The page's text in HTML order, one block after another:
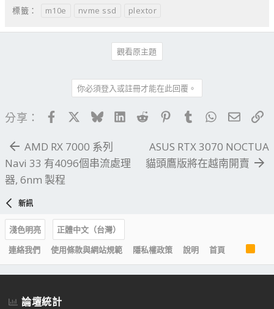
標籤： m10e nvme ssd plextor
觀看原主題
你必須登入或註冊才能在此回覆。
分享： FacebookBlueskyLinkedIn
Reddit PinterestTumblrWhatsApp
電子
AMD RX 7000 系列
Navi 33 有4096個串流處理
器, 6nm 製程
ASUS RTX 3070 NOCTUA
貓頭鷹版將在越南開賣
新訊
淺色明亮
正體中文（台灣）
連絡我們
使用條款與網站規範 隱私權政策 說明 首頁
R
S
S
論壇統計